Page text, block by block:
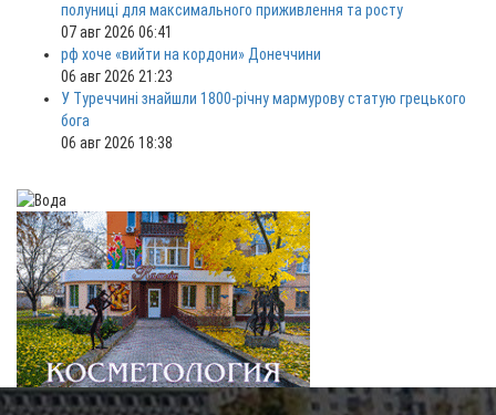
полуниці для максимального приживлення та росту
07 авг 2026 06:41
рф хоче «вийти на кордони» Донеччини
06 авг 2026 21:23
У Туреччині знайшли 1800-річну мармурову статую грецького
бога
06 авг 2026 18:38